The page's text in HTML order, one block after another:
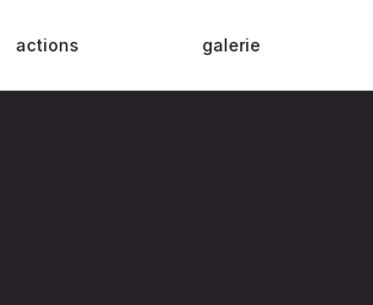
actions galerie